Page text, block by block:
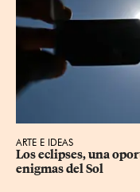
ARTE E IDEAS
Los eclipses, una
enigmas del Sol